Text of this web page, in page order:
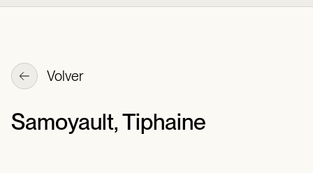
Volver
Samoyault, Tiphaine